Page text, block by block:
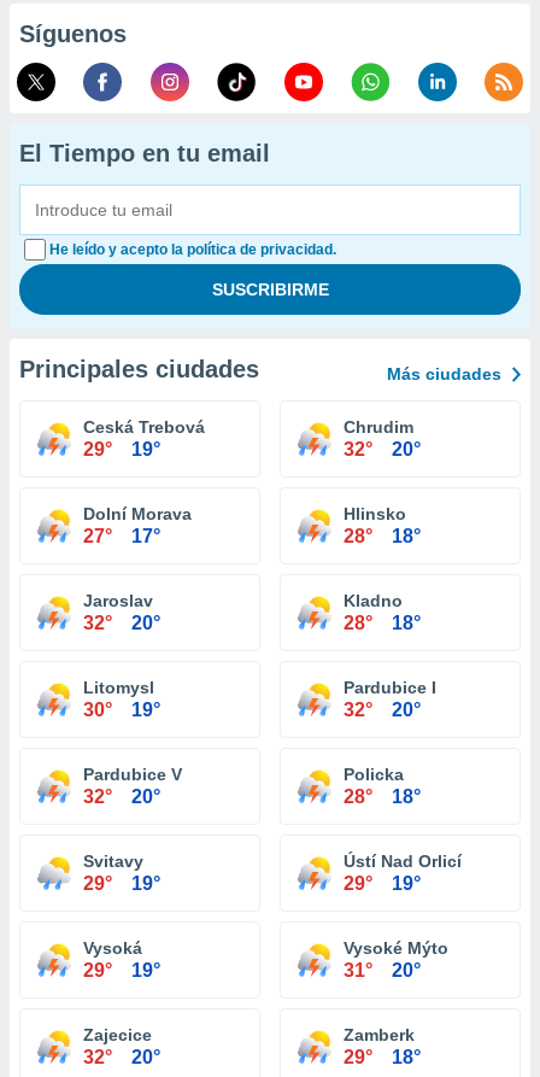
Síguenos
El Tiempo en tu email
He leído y acepto la política de privacidad.
Principales ciudades Más ciudades
Ceská Trebová
29° 19°
Chrudim
32° 20°
Dolní Morava
27° 17°
Hlinsko
28° 18°
Jaroslav
32° 20°
Kladno
28° 18°
Litomysl
30° 19°
Pardubice I
32° 20°
Pardubice V
32° 20°
Policka
28° 18°
Svitavy
29° 19°
Ústí Nad Orlicí
29° 19°
Vysoká
29° 19°
Vysoké Mýto
31° 20°
Zajecice
32° 20°
Zamberk
29° 18°